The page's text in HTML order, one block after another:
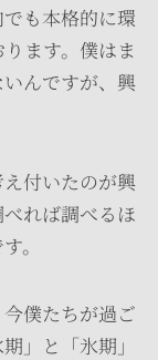
も本格的に環
ます。僕はま
んですが、興
付いたのが興
れば調べるほ
。
僕たちが過ご
」と「氷期」